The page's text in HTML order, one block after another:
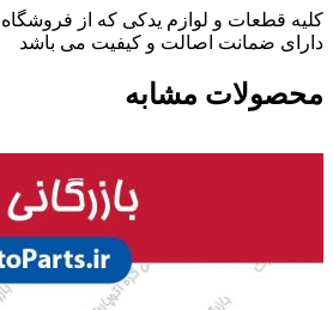
کلیه قطعات و لوازم یدکی که از فروشگاه
دارای ضمانت اصالت و کیفیت می باشد
محصولات مشابه